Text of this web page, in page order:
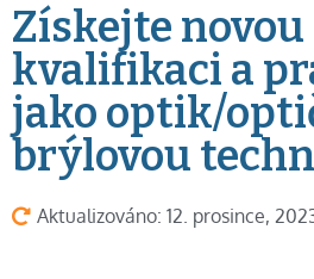
Získejte
kvalifikaci a
jako optik/
brýlovou
Aktualizováno: 12. prosince,